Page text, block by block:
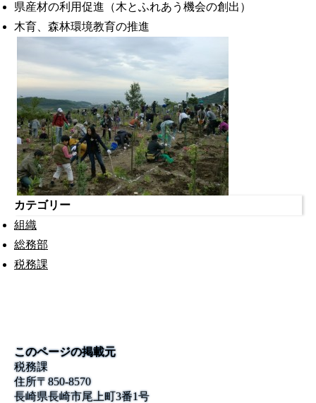
県産材の利用促進（木とふれあう機会の創出）
木育、森林環境教育の推進
カテゴリー
組織
総務部
税務課
このページの掲載元
税務課
住所〒850-8570
長崎県長崎市尾上町3番1号